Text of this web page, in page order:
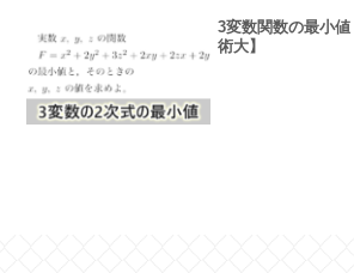
3変数関数の最小
術大】